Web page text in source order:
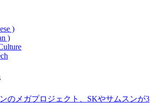
)
)
のメガプロジェクト、SKやサムスンが3